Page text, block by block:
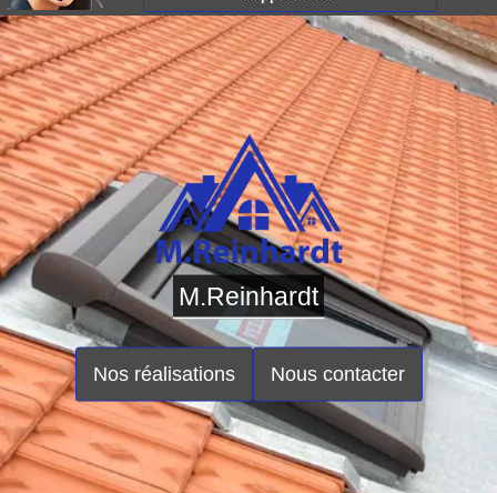
M.Reinhardt
Nos réalisations Nous contacter